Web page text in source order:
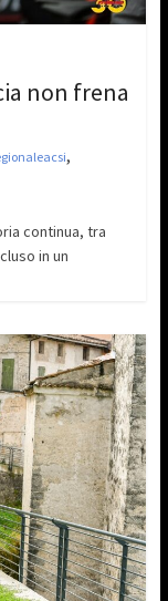
non frena
,
continua, tra
in un